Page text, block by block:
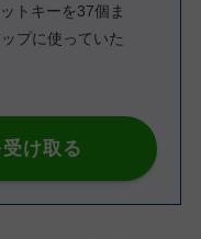
トキーを37個ま
プに使っていた
け取る